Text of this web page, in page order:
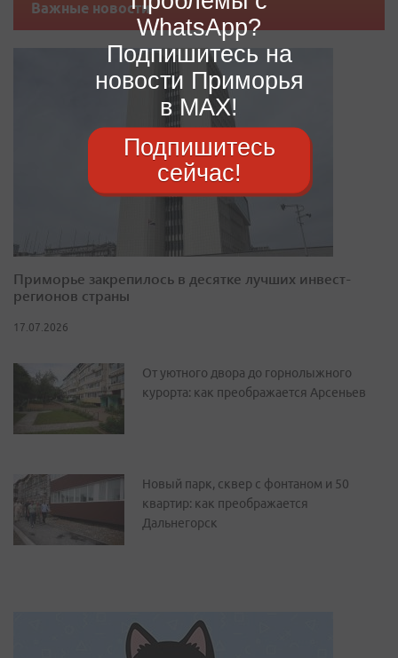
Важные новости
Приморье закрепилось в десятке лучших инвест-
регионов страны
17.07.2026
От уютного двора до горнолыжного
курорта: как преображается Арсеньев
Новый парк, сквер с фонтаном и 50
квартир: как преображается
Дальнегорск
WhatsApp?
Подпишитесь на
новости Приморья
в MAX!
Подпишитесь
сейчас!